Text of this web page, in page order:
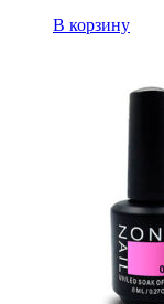
В корзину